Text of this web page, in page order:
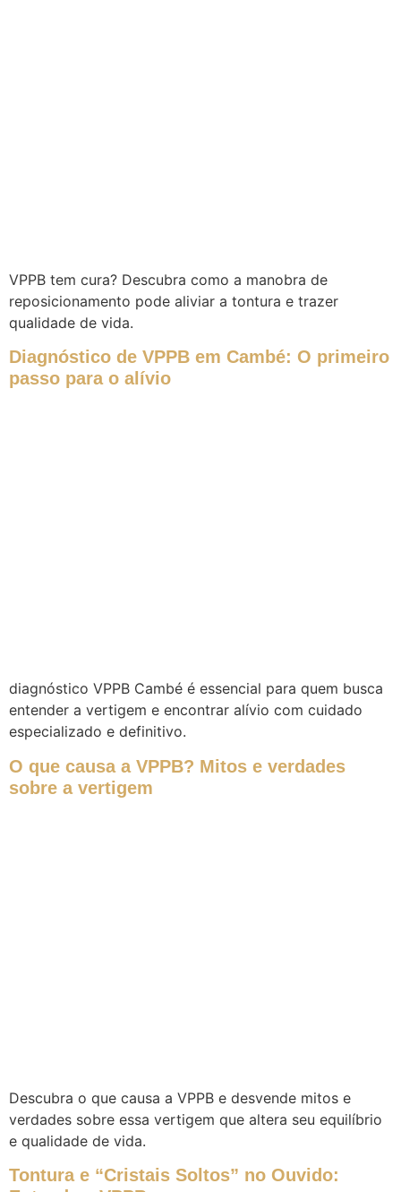
VPPB tem cura? Descubra como a manobra de
reposicionamento pode aliviar a tontura e trazer
qualidade de vida.
Diagnóstico de VPPB em Cambé: O primeiro
passo para o alívio
diagnóstico VPPB Cambé é essencial para quem busca
entender a vertigem e encontrar alívio com cuidado
especializado e definitivo.
O que causa a VPPB? Mitos e verdades
sobre a vertigem
Descubra o que causa a VPPB e desvende mitos e
verdades sobre essa vertigem que altera seu equilíbrio
e qualidade de vida.
Tontura e “Cristais Soltos” no Ouvido: